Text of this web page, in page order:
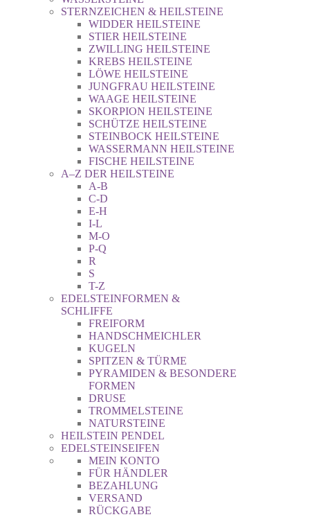
STERNZEICHEN & HEILSTEINE
WIDDER HEILSTEINE
STIER HEILSTEINE
ZWILLING HEILSTEINE
KREBS HEILSTEINE
LÖWE HEILSTEINE
JUNGFRAU HEILSTEINE
WAAGE HEILSTEINE
SKORPION HEILSTEINE
SCHÜTZE HEILSTEINE
STEINBOCK HEILSTEINE
WASSERMANN HEILSTEINE
FISCHE HEILSTEINE
A–Z DER HEILSTEINE
A-B
C-D
E-H
I-L
M-O
P-Q
R
S
T-Z
EDELSTEINFORMEN &
SCHLIFFE
FREIFORM
HANDSCHMEICHLER
KUGELN
SPITZEN & TÜRME
PYRAMIDEN & BESONDERE
FORMEN
DRUSE
TROMMELSTEINE
NATURSTEINE
HEILSTEIN PENDEL
EDELSTEINSEIFEN
MEIN KONTO
FÜR HÄNDLER
BEZAHLUNG
VERSAND
RÜCKGABE